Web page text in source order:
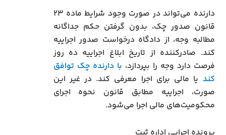
دارنده می‌تواند در صورت وجود شرایط ماده ۲۳
قانون صدور چک، بدون گرفتن حکم جداگانه
مطالبه وجه، از دادگاه درخواست صدور اجراییه
کند. صادرکننده از تاریخ ابلاغ اجراییه ده روز
فرصت دارد وجه را بپردازد، با دارنده چک توافق
کند یا مالی برای اجرا معرفی کند. در غیر این
صورت، اجراییه مطابق قانون نحوه اجرای
محکومیت‌های مالی اجرا می‌شود.